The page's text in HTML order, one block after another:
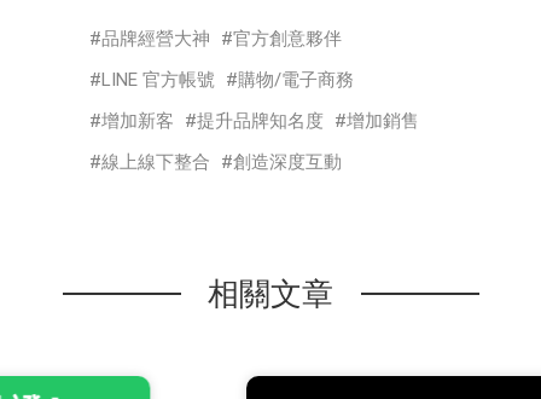
品牌經營大神
官方創意夥伴
LINE 官方帳號
購物/電子商務
增加新客
提升品牌知名度
增加銷售
線上線下整合
創造深度互動
相關文章